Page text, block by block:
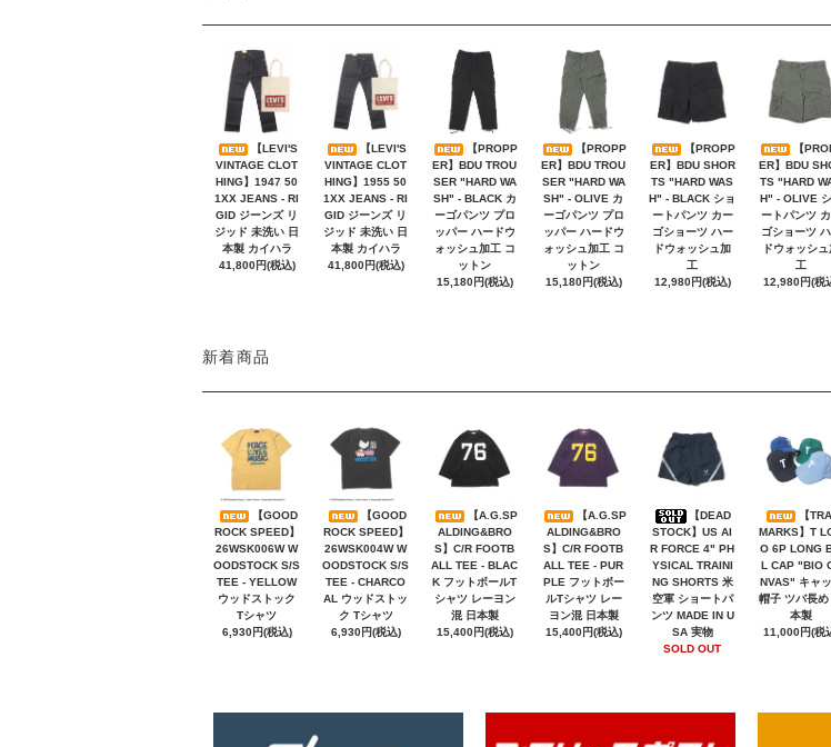
【LEVI'S
VINTAGE CLOT
HING】1947 50
1XX JEANS - RI
GID ジーンズ リ
ジッド 未洗い 日
本製 カイハラ
41,800円(税込)
【LEVI'S
VINTAGE CLOT
HING】1955 50
1XX JEANS - RI
GID ジーンズ リ
ジッド 未洗い 日
本製 カイハラ
41,800円(税込)
【PROPP
ER】BDU TROU
SER "HARD WA
SH" - BLACK カ
ーゴパンツ プロ
ッパー ハードウ
ォッシュ加工 コ
ットン
15,180円(税込)
【PROPP
ER】BDU TROU
SER "HARD WA
SH" - OLIVE カ
ーゴパンツ プロ
ッパー ハードウ
ォッシュ加工 コ
ットン
15,180円(税込)
【PROPP
ER】BDU SHOR
TS "HARD WAS
H" - BLACK ショ
ートパンツ カー
ゴショーツ ハー
ドウォッシュ加
工
12,980円(税込)
【
ER】BDU
TS "HARD
H" - OLIVE
ートパンツ
ゴショーツ
ドウォッシュ
工
12,980円(税
新着商品
【GOOD
ROCK SPEED】
26WSK006W W
OODSTOCK S/S
TEE - YELLOW
ウッドストック
Tシャツ
6,930円(税込)
【GOOD
ROCK SPEED】
26WSK004W W
OODSTOCK S/S
TEE - CHARCO
AL ウッドストッ
ク Tシャツ
6,930円(税込)
【A.G.SP
ALDING&BRO
S】C/R FOOTB
ALL TEE - BLAC
K フットボールT
シャツ レーヨン
混 日本製
15,400円(税込)
【A.G.SP
ALDING&BRO
S】C/R FOOTB
ALL TEE - PUR
PLE フットボー
ルTシャツ レー
ヨン混 日本製
15,400円(税込)
【DEAD
STOCK】US AI
R FORCE 4" PH
YSICAL TRAINI
NG SHORTS 米
空軍 ショートパ
ンツ MADE IN U
SA 実物
SOLD OUT
【
MARKS】T
O 6P LONG
L CAP "BIO
NVAS" キャ
帽子 ツバ長め
本製
11,000円(税